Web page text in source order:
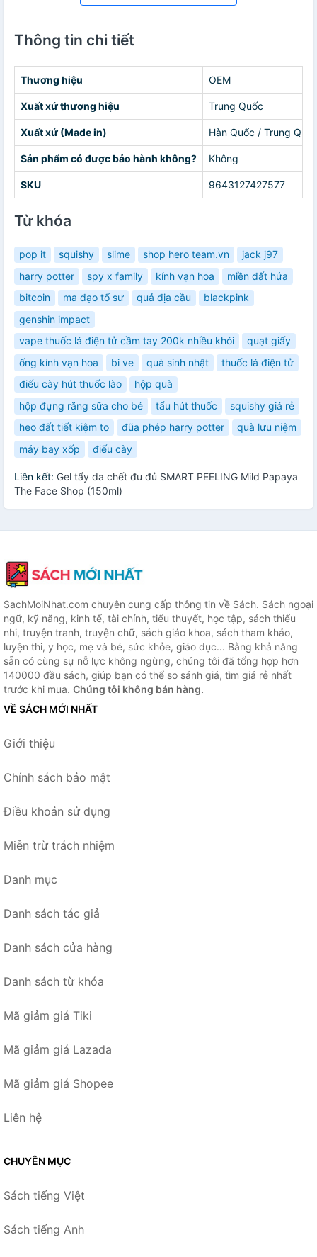
Thông tin chi tiết
Thương hiệu OEM
Xuất xứ thương hiệu Trung Quốc
Xuất xứ (Made in) Hàn Quốc / Trung
Sản phẩm có được bảo hành không? Không
SKU 9643127427577
Từ khóa
pop it squishy slime shop hero team.vn
jack j97
harry potter
spy x family kính vạn hoa
miền đất hứa
bitcoin
ma đạo tổ sư quả địa cầu
blackpink
genshin impact
vape thuốc lá điện tử cầm tay 200k nhiều khói
quạt giấy
ống kính vạn hoa
bi ve quà sinh nhật
thuốc lá điện tử
điếu cày hút thuốc lào
hộp quà
hộp đựng răng sữa cho bé
tẩu hút thuốc
squishy giá rẻ
heo đất tiết kiệm to
đũa phép harry potter
quà lưu niệm
máy bay xốp
điếu cày
Liên kết: Gel tẩy da chết đu đủ SMART PEELING Mild Papaya
The Face Shop (150ml)
SachMoiNhat.com chuyên cung cấp thông tin về Sách. Sách ngoại
ngữ, kỹ năng, kinh tế, tài chính, tiểu thuyết, học tập, sách thiếu
nhi, truyện tranh, truyện chữ, sách giáo khoa, sách tham khảo,
luyện thi, y học, mẹ và bé, sức khỏe, giáo dục... Bằng khả năng
sẵn có cùng sự nỗ lực không ngừng, chúng tôi đã tổng hợp hơn
140000 đầu sách, giúp bạn có thể so sánh giá, tìm giá rẻ nhất
trước khi mua. Chúng tôi không bán hàng.
VỀ SÁCH MỚI NHẤT
Giới thiệu
Chính sách bảo mật
Điều khoản sử dụng
Miễn trừ trách nhiệm
Danh mục
Danh sách tác giả
Danh sách cửa hàng
Danh sách từ khóa
Mã giảm giá Tiki
Mã giảm giá Lazada
Mã giảm giá Shopee
Liên hệ
CHUYÊN MỤC
Sách tiếng Việt
Sách tiếng Anh